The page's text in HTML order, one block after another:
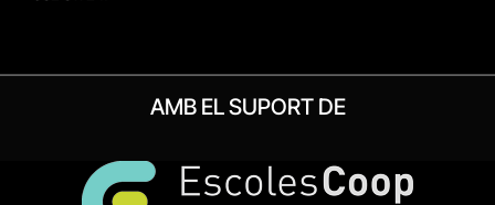
AMB EL SUPORT DE